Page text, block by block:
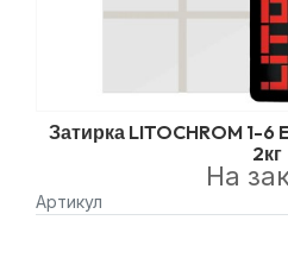
Затирка LITOCHROM 1-6
2кг
Артикул
На